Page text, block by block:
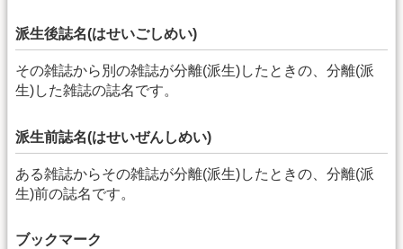
派生後誌名(はせいごしめい)
その雑誌から別の雑誌が分離(派生)したときの、分離(派
生)した雑誌の誌名です。
派生前誌名(はせいぜんしめい)
ある雑誌からその雑誌が分離(派生)したときの、分離(派
生)前の誌名です。
ブックマーク